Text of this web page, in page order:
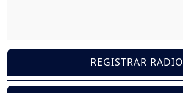
REGISTRAR RADIO